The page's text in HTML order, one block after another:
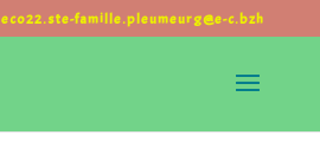
eco22.ste-famille.pleumeurg@e-c.bzh